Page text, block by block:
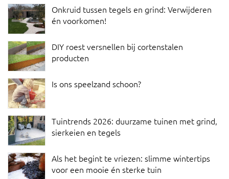
Onkruid tussen tegels en grind: Verwijderen
én voorkomen!
DIY roest versnellen bij cortenstalen
producten
Is ons speelzand schoon?
Tuintrends 2026: duurzame tuinen met grind,
sierkeien en tegels
Als het begint te vriezen: slimme wintertips
voor een mooie én sterke tuin